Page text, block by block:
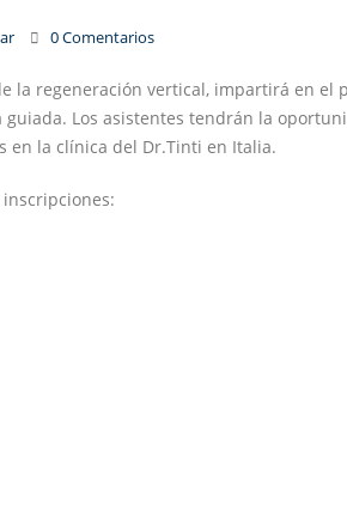
0 Comentarios
la regeneración vertical, impartirá en el
guiada. Los asistentes tendrán la
en la clínica del Dr.Tinti en Italia.